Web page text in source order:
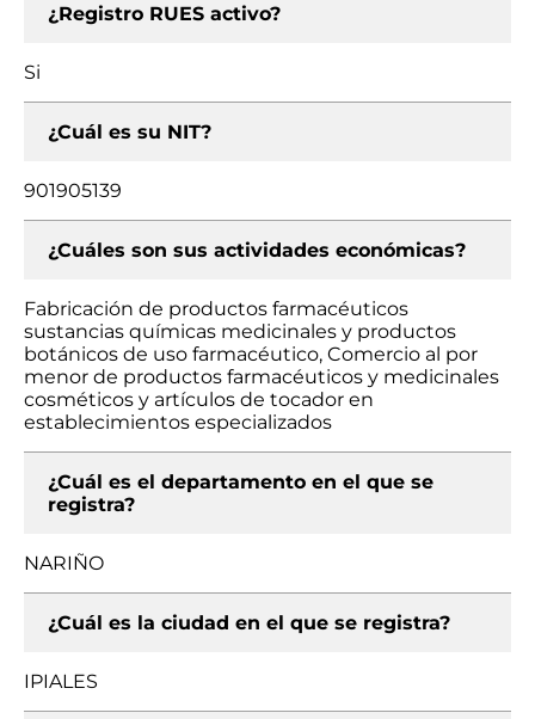
¿Registro RUES activo?
Si
¿Cuál es su NIT?
901905139
¿Cuáles son sus actividades económicas?
Fabricación de productos farmacéuticos
sustancias químicas medicinales y productos
botánicos de uso farmacéutico, Comercio al por
menor de productos farmacéuticos y medicinales
cosméticos y artículos de tocador en
establecimientos especializados
¿Cuál es el departamento en el que se
registra?
NARIÑO
¿Cuál es la ciudad en el que se registra?
IPIALES